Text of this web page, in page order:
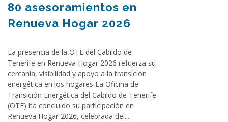
80 asesoramientos en
Renueva Hogar 2026
La presencia de la OTE del Cabildo de
Tenerife en Renueva Hogar 2026 refuerza su
cercanía, visibilidad y apoyo a la transición
energética en los hogares La Oficina de
Transición Energética del Cabildo de Tenerife
(OTE) ha concluido su participación en
Renueva Hogar 2026, celebrada del...